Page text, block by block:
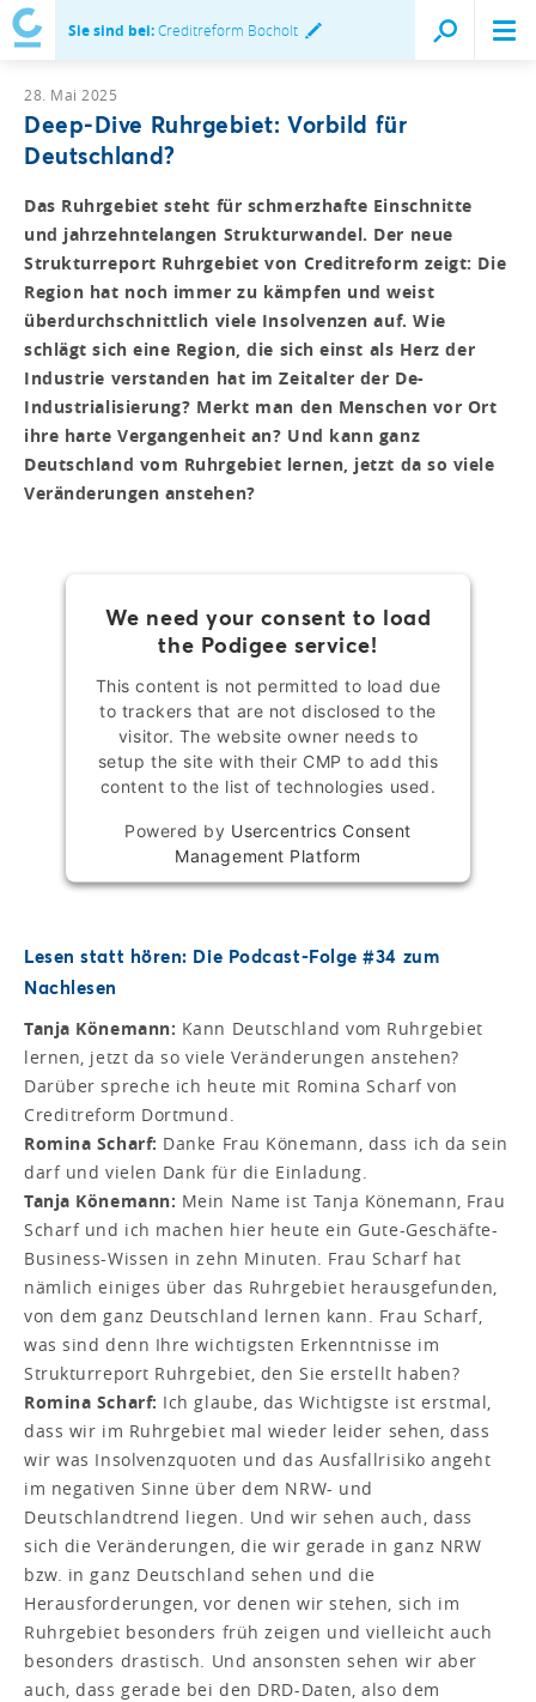
Sie sind bei:Creditreform Bocholt
28. Mai 2025
Deep-Dive Ruhrgebiet: Vorbild für
Deutschland?
Das Ruhrgebiet steht für schmerzhafte Einschnitte
und jahrzehntelangen Strukturwandel. Der neue
Strukturreport Ruhrgebiet von Creditreform zeigt: Die
Region hat noch immer zu kämpfen und weist
überdurchschnittlich viele Insolvenzen auf. Wie
schlägt sich eine Region, die sich einst als Herz der
Industrie verstanden hat im Zeitalter der De-
Industrialisierung? Merkt man den Menschen vor Ort
ihre harte Vergangenheit an? Und kann ganz
Deutschland vom Ruhrgebiet lernen, jetzt da so viele
Veränderungen anstehen?
We need your consent to load
the Podigee service!
This content is not permitted to load due
to trackers that are not disclosed to the
visitor. The website owner needs to
setup the site with their CMP to add this
content to the list of technologies used.
Powered by Usercentrics Consent
Management Platform
Lesen statt hören: Die Podcast-Folge #34 zum
Nachlesen
Tanja Könemann: Kann Deutschland vom Ruhrgebiet
lernen, jetzt da so viele Veränderungen anstehen?
Darüber spreche ich heute mit Romina Scharf von
Creditreform Dortmund.
Romina Scharf: Danke Frau Könemann, dass ich da sein
darf und vielen Dank für die Einladung.
Tanja Könemann: Mein Name ist Tanja Könemann, Frau
Scharf und ich machen hier heute ein Gute-Geschäfte-
Business-Wissen in zehn Minuten. Frau Scharf hat
nämlich einiges über das Ruhrgebiet herausgefunden,
von dem ganz Deutschland lernen kann. Frau Scharf,
was sind denn Ihre wichtigsten Erkenntnisse im
Strukturreport Ruhrgebiet, den Sie erstellt haben?
Romina Scharf: Ich glaube, das Wichtigste ist erstmal,
dass wir im Ruhrgebiet mal wieder leider sehen, dass
wir was Insolvenzquoten und das Ausfallrisiko angeht
im negativen Sinne über dem NRW- und
Deutschlandtrend liegen. Und wir sehen auch, dass
sich die Veränderungen, die wir gerade in ganz NRW
bzw. in ganz Deutschland sehen und die
Herausforderungen, vor denen wir stehen, sich im
Ruhrgebiet besonders früh zeigen und vielleicht auch
besonders drastisch. Und ansonsten sehen wir aber
auch, dass gerade bei den DRD-Daten, also dem